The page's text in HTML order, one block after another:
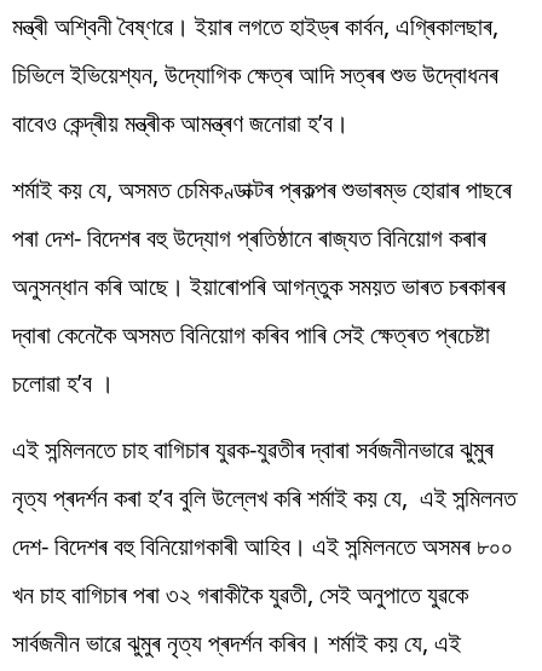
মন্ত্ৰী অশ্বিনী বৈষ্ণৱে। ইয়াৰ লগতে হাইড্ৰ কাৰ্বন, এগ্ৰিকালছাৰ,
চিভিলে ইভিয়েশ্যন, উদ্যোগিক ক্ষেত্ৰ আদি সত্ৰৰ শুভ উদ্বোধনৰ
বাবেও কেন্দ্ৰীয় মন্ত্ৰীক আমন্ত্ৰণ জনোৱা হ’ব।
শৰ্মাই কয় যে, অসমত চেমিকণ্ডাক্টৰ প্ৰকল্পৰ শুভাৰম্ভ হোৱাৰ পাছৰে
পৰা দেশ- বিদেশৰ বহু উদ্যোগ প্ৰতিষ্ঠানে ৰাজ্যত বিনিয়োগ কৰাৰ
অনুসন্ধান কৰি আছে। ইয়াৰোপৰি আগন্তুক সময়ত ভাৰত চৰকাৰৰ
দ্বাৰা কেনেকৈ অসমত বিনিয়োগ কৰিব পাৰি সেই ক্ষেত্ৰত প্ৰচেষ্টা
চলোৱা হ’ব ।
এই সন্মিলনতে চাহ বাগিচাৰ যুৱক-যুৱতীৰ দ্বাৰা সৰ্বজনীনভাৱে ঝুমুৰ
নৃত্য প্ৰদৰ্শন কৰা হ’ব বুলি উল্লেখ কৰি শৰ্মাই কয় যে, এই সন্মিলনত
দেশ- বিদেশৰ বহু বিনিয়োগকাৰী আহিব। এই সন্মিলনতে অসমৰ ৮০০
খন চাহ বাগিচাৰ পৰা ৩২ গৰাকীকৈ যুৱতী, সেই অনুপাতে যুৱকে
সাৰ্বজনীন ভাৱে ঝুমুৰ নৃত্য প্ৰদৰ্শন কৰিব। শৰ্মাই কয় যে, এই